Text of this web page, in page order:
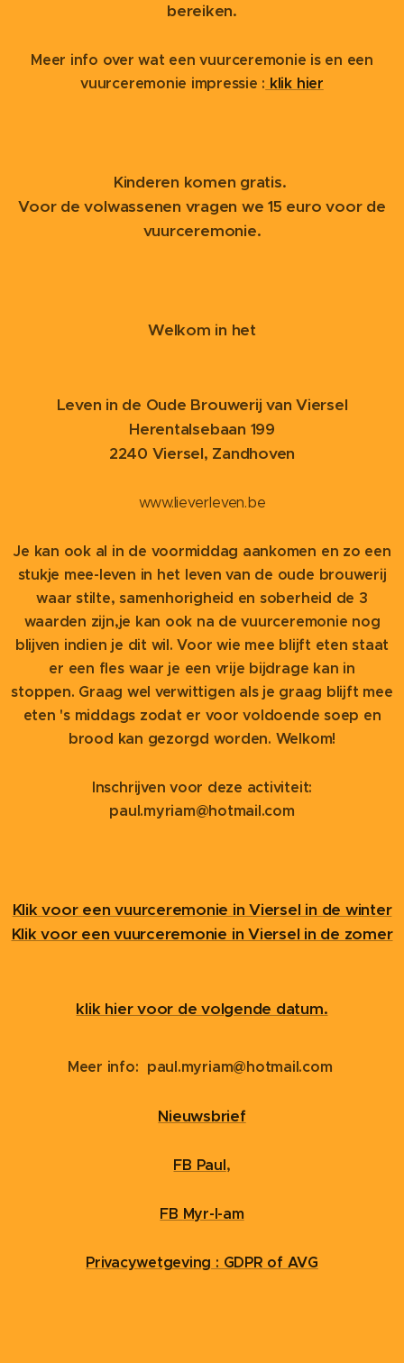
bereiken.
Meer info over wat een vuurceremonie is en een
vuurceremonie impressie : klik hier
Kinderen komen gratis.
Voor de volwassenen vragen we 15 euro voor de
vuurceremonie.
Welkom in het
Leven in de Oude Brouwerij van Viersel
Herentalsebaan 199
2240 Viersel, Zandhoven
www.lieverleven.be
Je kan ook al in de voormiddag aankomen en zo een
stukje mee-leven in het leven van de oude brouwerij
waar stilte, samenhorigheid en soberheid de 3
waarden zijn,je kan ook na de vuurceremonie nog
blijven indien je dit wil.Voor wie mee blijft eten staat
er een fles waar je een vrije bijdrage kan in
stoppen. Graag wel verwittigen als je graag blijft mee
eten 's middags zodat er voor voldoende soep en
brood kan gezorgd worden. Welkom!
Inschrijven voor deze activiteit:
paul.myriam@hotmail.com
Klik voor een vuurceremonie in Viersel in de winter
Klik voor een vuurceremonie in Viersel in de zomer
klik hier voor de volgende datum.
Meer info: paul.myriam@hotmail.com
Nieuwsbrief
FB Paul,
FB Myr-I-am
Privacywetgeving : GDPR of AVG